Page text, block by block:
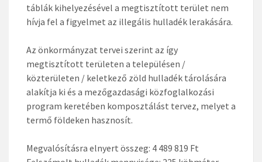
táblák kihelyezésével a megtisztított terület nem
hívja fel a figyelmet az illegális hulladék lerakására.
Az önkormányzat tervei szerint az így
megtisztított területen a településen /
közterületen / keletkező zöld hulladék tárolására
alakítja ki és a mezőgazdasági közfoglalkozási
program keretében komposztálást tervez, melyet a
termő földeken hasznosít.
Megvalósításra elnyert összeg: 4 489 819 Ft